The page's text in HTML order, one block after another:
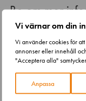
Vi värnar om din
Vi använder cookies för
annonser eller innehåll
"Acceptera alla"
Anpassa
Be om mer
offert
Berätta om ditt
Vi tar kontakt med